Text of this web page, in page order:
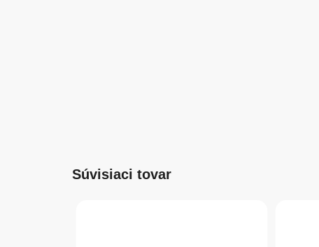
Súvisiaci tovar